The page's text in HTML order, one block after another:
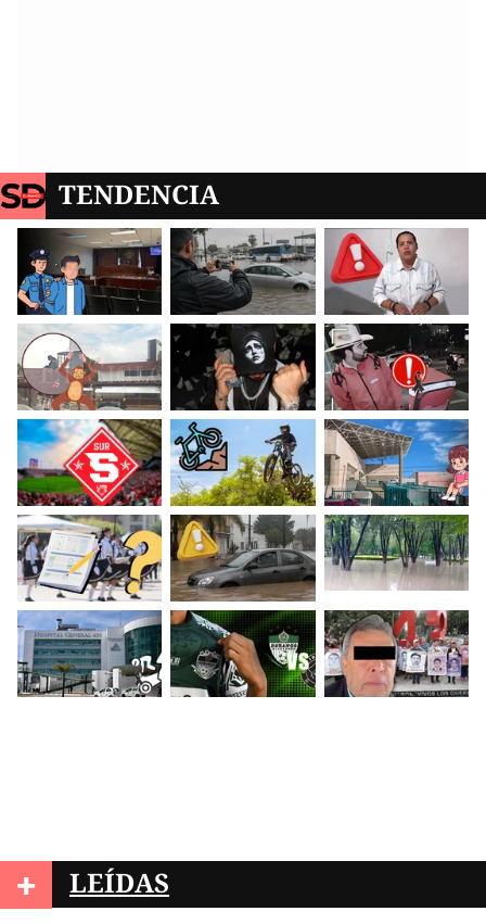
TENDENCIA
+ LEÍDAS